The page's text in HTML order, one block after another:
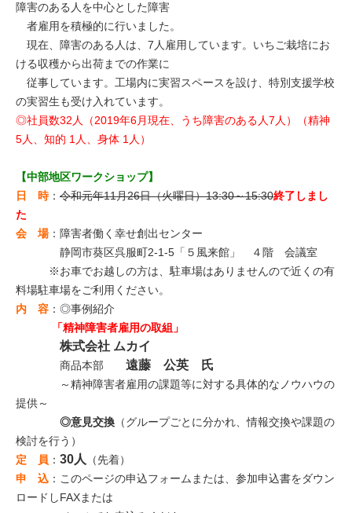
障害のある人を中心とした障害
者雇用を積極的に行いました。
現在、障害のある人は、7人雇用しています。いちご栽培にお
ける収穫から出荷までの作業に
従事しています。工場内に実習スペースを設け、特別支援学校
の実習生も受け入れています。
◎社員数32人（2019年6月現在、うち障害のある人7人）（精神
5人、知的 1人、身体 1人）
【中部地区ワークショップ】
日 時： 令和元年11月26日（火曜日）13:30～15:30終了しまし
た
会 場：障害者働く幸せ創出センター
静岡市葵区呉服町2-1-5「５風来館」 ４階 会議室
※お車でお越しの方は、駐車場はありませんので近くの有
料場駐車場をご利用ください。
内 容 ：◎事例紹介
「精神障害者雇用の取組」
株式会社 ムカイ
商品本部 遠藤 公英 氏
～精神障害者雇用の課題等に対する具体的なノウハウの
提供～
◎意見交換 （グループごとに分かれ、情報交換や課題の
検討を行う）
定 員 ： 30人
（先着）
申 込 ：このページの申込フォームまたは、参加申込書をダウン
ロードしFAXまたは